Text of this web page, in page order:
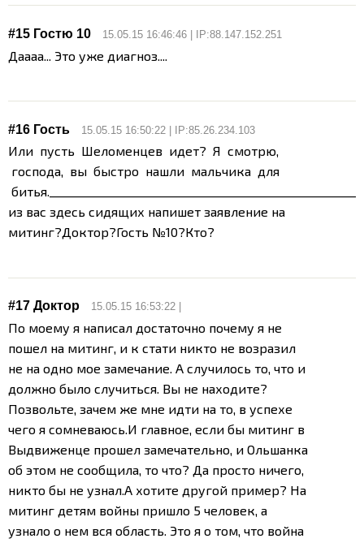
#15 Гостю 10 15.05.15 16:46:46 | IP:88.147.152.251
Даааа... Это уже диагноз....
#16 Гость 15.05.15 16:50:22 | IP:85.26.234.103
Или пусть Шеломенцев идет? Я смотрю,
господа, вы быстро нашли мальчика для
битья.
из вас здесь сидящих напишет заявление на
митинг?Доктор?Гость №10?Кто?
#17 Доктор 15.05.15 16:53:22 |
По моему я написал достаточно почему я не
пошел на митинг, и к стати никто не возразил
не на одно мое замечание. А случилось то, что и
должно было случиться. Вы не находите?
Позвольте, зачем же мне идти на то, в успехе
чего я сомневаюсь.И главное, если бы митинг в
Выдвиженце прошел замечательно, и Ольшанка
об этом не сообщила, то что? Да просто ничего,
никто бы не узнал.А хотите другой пример? На
митинг детям войны пришло 5 человек, а
узнало о нем вся область. Это я о том, что война